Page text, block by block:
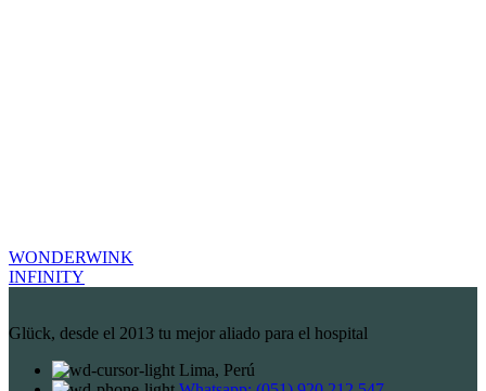
WONDERWINK
INFINITY
Glück, desde el 2013 tu mejor aliado para el hospital
Lima, Perú